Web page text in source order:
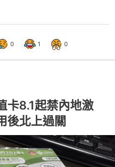
0 1 0
卡8.1起禁內地激
北上過關